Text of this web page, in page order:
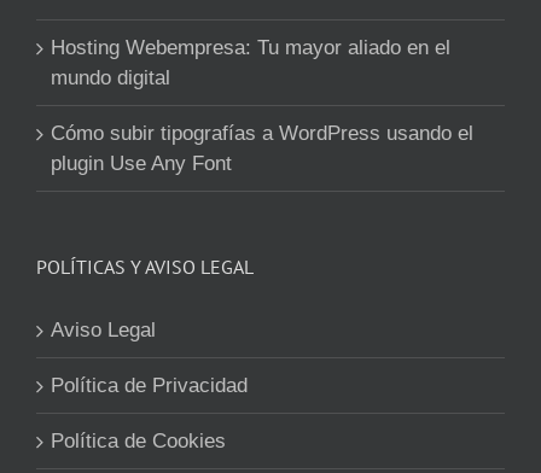
Hosting Webempresa: Tu mayor aliado en el
mundo digital
Cómo subir tipografías a WordPress usando el
plugin Use Any Font
POLÍTICAS Y AVISO LEGAL
Aviso Legal
Política de Privacidad
Política de Cookies